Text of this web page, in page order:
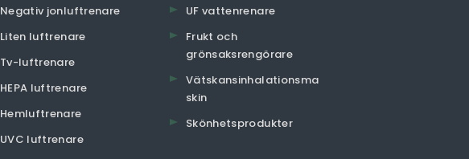
Negativ jonluftrenare
Liten luftrenare
Tv-luftrenare
HEPA luftrenare
Hemluftrenare
UVC luftrenare
UF vattenrenare
Frukt och
grönsaksrengörare
Vätskansinhalationsma
skin
Skönhetsprodukter